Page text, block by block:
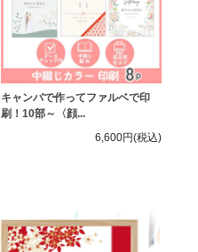
キャンバで作ってファルベで印
刷！10部～〈顔...
6,600円(税込)